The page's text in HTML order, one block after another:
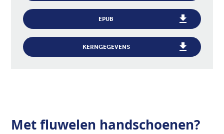
EPUB
KERNGEGEVENS
Met fluwelen handschoenen?